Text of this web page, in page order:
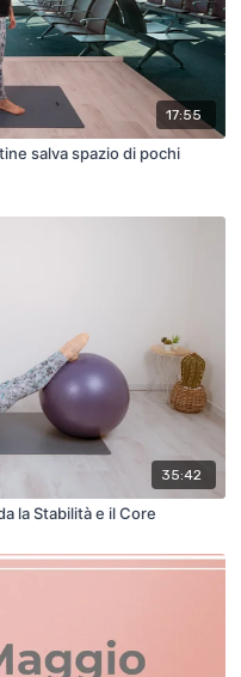
17:55
salva spazio di pochi
35:42
la Stabilità e il Core